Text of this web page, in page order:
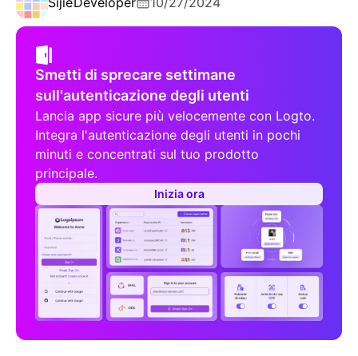
Smetti di sprecare settimane
sull'autenticazione degli utenti
Lancia app sicure più velocemente con Logto.
Integra l'autenticazione degli utenti in pochi
minuti e concentrati sul tuo prodotto
principale.
Inizia ora